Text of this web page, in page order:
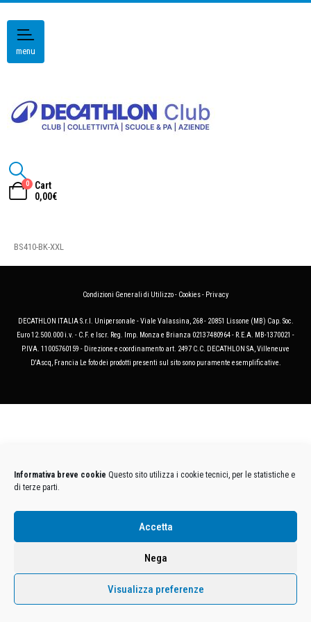
Informativa breve cookie Questo sito utilizza i cookie tecnici, per le statistiche e
di terze parti.
Accetta
Nega
Visualizza preferenze
menu
0
Cart
0,00€
BS410-BK-XXL
Condizioni Generali di Utilizzo- Cookies- Privacy
DECATHLON ITALIA S.r.l. Unipersonale - Viale Valassina, 268 - 20851 Lissone (MB) Cap. Soc.
Euro 12.500.000 i.v. - C.F. e Iscr. Reg. Imp. Monza e Brianza 02137480964 - R.E.A. MB-1370021 -
P.IVA. 11005760159 - Direzione e coordinamento art. 2497 C.C. DECATHLON SA, Villeneuve
D'Ascq, Francia Le foto dei prodotti presenti sul sito sono puramente esemplificative.